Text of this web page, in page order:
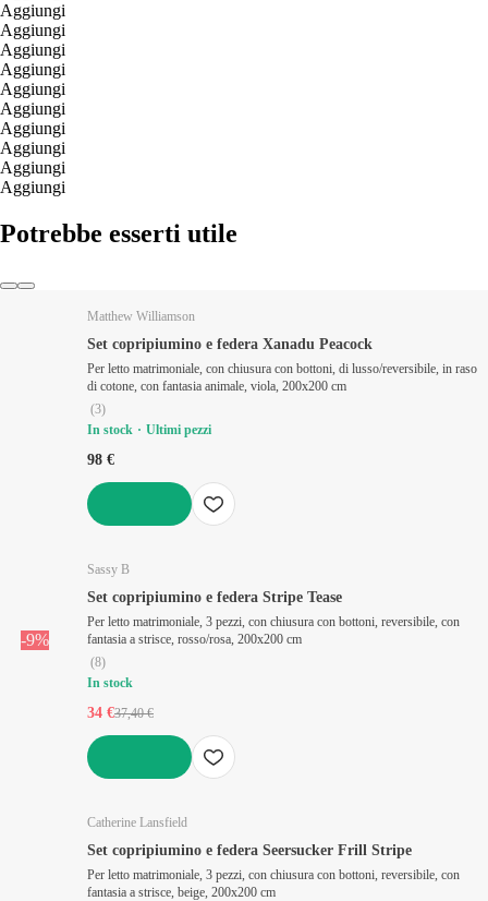
Aggiungi
Aggiungi
Aggiungi
Aggiungi
Aggiungi
Aggiungi
Aggiungi
Aggiungi
Aggiungi
Aggiungi
Potrebbe esserti utile
Matthew Williamson
Set copripiumino e federa Xanadu Peacock
Per letto matrimoniale, con chiusura con bottoni, di lusso/reversibile, in raso
di cotone, con fantasia animale, viola, 200x200 cm
(3)
In stock
Ultimi pezzi
98 €
-9%
Sassy B
Set copripiumino e federa Stripe Tease
Per letto matrimoniale, 3 pezzi, con chiusura con bottoni, reversibile, con
fantasia a strisce, rosso/rosa, 200x200 cm
(8)
In stock
34 €37,40 €
Catherine Lansfield
Set copripiumino e federa Seersucker Frill Stripe
Per letto matrimoniale, 3 pezzi, con chiusura con bottoni, reversibile, con
fantasia a strisce, beige, 200x200 cm